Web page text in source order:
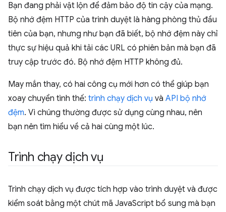
Bạn đang phải vật lộn để đảm bảo độ tin cậy của mạng.
Bộ nhớ đệm HTTP của trình duyệt là hàng phòng thủ đầu
tiên của bạn, nhưng như bạn đã biết, bộ nhớ đệm này chỉ
thực sự hiệu quả khi tải các URL có phiên bản mà bạn đã
truy cập trước đó. Bộ nhớ đệm HTTP không đủ.
May mắn thay, có hai công cụ mới hơn có thể giúp bạn
xoay chuyển tình thế: trình chạy dịch vụ và API bộ nhớ
đệm. Vì chúng thường được sử dụng cùng nhau, nên
bạn nên tìm hiểu về cả hai cùng một lúc.
Trình chạy dịch vụ
Trình chạy dịch vụ được tích hợp vào trình duyệt và được
kiểm soát bằng một chút mã JavaScript bổ sung mà bạn